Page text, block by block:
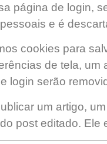
página de login,
e é
cookies para
de tela, um
login serão
um artigo,
post editado. Ele